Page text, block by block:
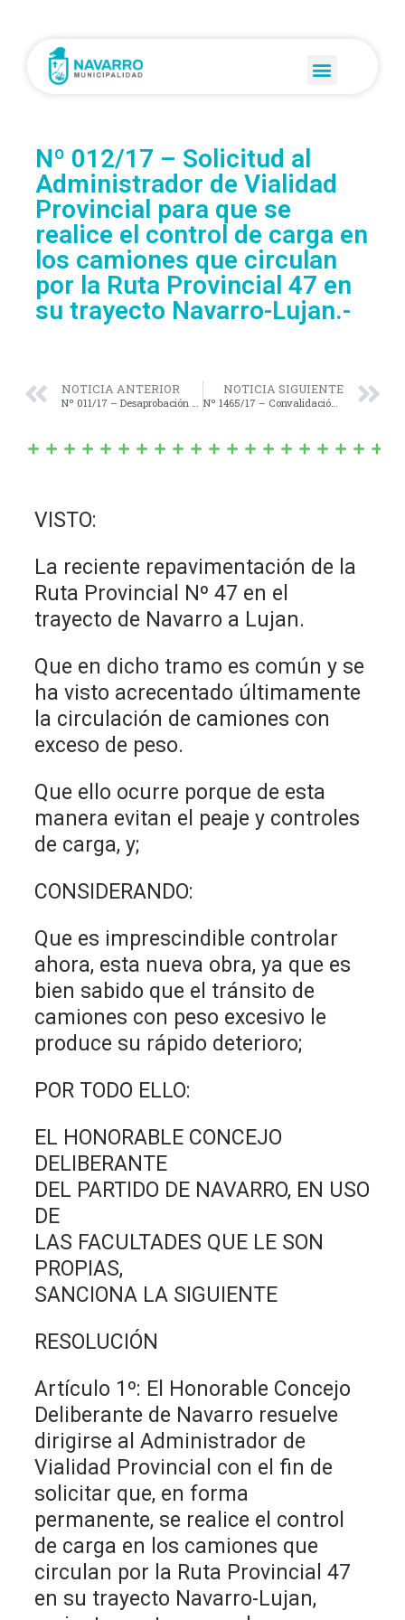
Nº 012/17 – Solicitud al
Administrador de Vialidad
Provincial para que se
realice el control de carga en
los camiones que circulan
por la Ruta Provincial 47 en
su trayecto Navarro-Lujan.-
NOTICIA ANTERIOR
Nº 011/17 – Desaprobación del “Expediente Interno del HCD Nº 3673/17” según lo resuelto por éste Honorable Cuerpo en la 4ª Sesión Ordinaria 2017.-
NOTICIA SIGUIENTE
Nº 1465/17 – Convalidación del “Convenio de Reconocimiento de Deuda y de Regularización de Pago mediante Débito de la Coparticipación”.-
VISTO:
La reciente repavimentación de la
Ruta Provincial Nº 47 en el
trayecto de Navarro a Lujan.
Que en dicho tramo es común y se
ha visto acrecentado últimamente
la circulación de camiones con
exceso de peso.
Que ello ocurre porque de esta
manera evitan el peaje y controles
de carga, y;
CONSIDERANDO:
Que es imprescindible controlar
ahora, esta nueva obra, ya que es
bien sabido que el tránsito de
camiones con peso excesivo le
produce su rápido deterioro;
POR TODO ELLO:
EL HONORABLE CONCEJO
DELIBERANTE
DEL PARTIDO DE NAVARRO, EN USO
DE
LAS FACULTADES QUE LE SON
PROPIAS,
SANCIONA LA SIGUIENTE
RESOLUCIÓN
Artículo 1º: El Honorable Concejo
Deliberante de Navarro resuelve
dirigirse al Administrador de
Vialidad Provincial con el fin de
solicitar que, en forma
permanente, se realice el control
de carga en los camiones que
circulan por la Ruta Provincial 47
en su trayecto Navarro-Lujan,